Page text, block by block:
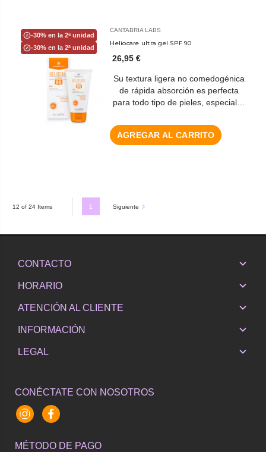
-30% en la 2ª unidad
-30% en la 2ª unidad
CANTABRIA LABS
Heliocare ultra gel SPF 90
26,95 €
Su textura ligera no comedogénica
de rápida absorción es perfecta
para todo tipo de pieles, especial…
AGREGAR AL CARRITO
12 of 24 Items 1 Siguiente
CONTACTO
HORARIO
ATENCIÓN AL CLIENTE
INFORMACIÓN
LEGAL
CONÉCTATE CON NOSOTROS
InstagramFacebook
MÉTODO DE PAGO